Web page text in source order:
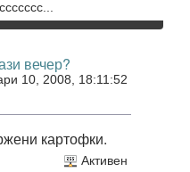
вечер?
10, 2008, 18:11:52
картофки.
Активен